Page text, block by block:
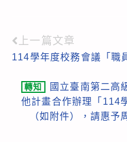
Read
more
articles
上一篇文章
114學年度校務會議「職
轉知
國立臺南第二高
他計畫合作辦理「114
（如附件），請惠